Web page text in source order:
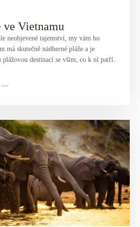
ve Vietnamu
neobjevené tajemství, my vám ho
má skutečně nádherné pláže a je
plážovou destinací se vším, co k ní patří.